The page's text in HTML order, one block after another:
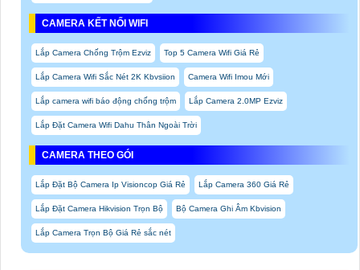
CAMERA KẾT NỐI WIFI
Lắp Camera Chống Trộm Ezviz Top 5 Camera Wifi Giá Rẻ
Lắp Camera Wifi Sắc Nét 2K Kbvsiion Camera Wifi Imou Mới
Lắp camera wifi báo động chống trộm Lắp Camera 2.0MP Ezviz
Lắp Đặt Camera Wifi Dahu Thân Ngoài Trời
CAMERA THEO GÓI
Lắp Đặt Bộ Camera Ip Visioncop Giá Rẻ Lắp Camera 360 Giá Rẻ
Lắp Đặt Camera Hikvision Trọn Bộ Bộ Camera Ghi Âm Kbvision
Lắp Camera Trọn Bộ Giá Rẻ sắc nét